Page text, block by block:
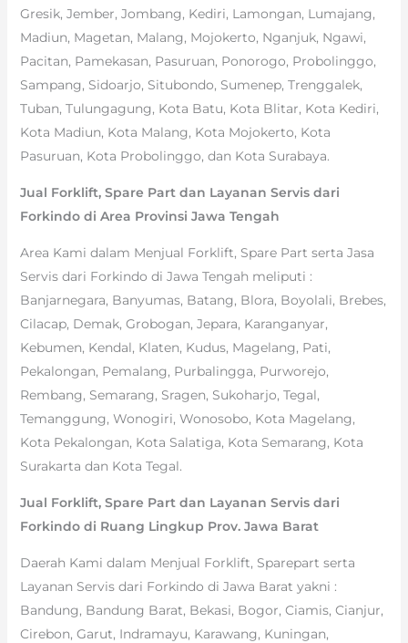
Gresik, Jember, Jombang, Kediri, Lamongan, Lumajang,
Madiun, Magetan, Malang, Mojokerto, Nganjuk, Ngawi,
Pacitan, Pamekasan, Pasuruan, Ponorogo, Probolinggo,
Sampang, Sidoarjo, Situbondo, Sumenep, Trenggalek,
Tuban, Tulungagung, Kota Batu, Kota Blitar, Kota Kediri,
Kota Madiun, Kota Malang, Kota Mojokerto, Kota
Pasuruan, Kota Probolinggo, dan Kota Surabaya.
Jual Forklift, Spare Part dan Layanan Servis dari
Forkindo di Area Provinsi Jawa Tengah
Area Kami dalam Menjual Forklift, Spare Part serta Jasa
Servis dari Forkindo di Jawa Tengah meliputi :
Banjarnegara, Banyumas, Batang, Blora, Boyolali, Brebes,
Cilacap, Demak, Grobogan, Jepara, Karanganyar,
Kebumen, Kendal, Klaten, Kudus, Magelang, Pati,
Pekalongan, Pemalang, Purbalingga, Purworejo,
Rembang, Semarang, Sragen, Sukoharjo, Tegal,
Temanggung, Wonogiri, Wonosobo, Kota Magelang,
Kota Pekalongan, Kota Salatiga, Kota Semarang, Kota
Surakarta dan Kota Tegal.
Jual Forklift, Spare Part dan Layanan Servis dari
Forkindo di Ruang Lingkup Prov. Jawa Barat
Daerah Kami dalam Menjual Forklift, Sparepart serta
Layanan Servis dari Forkindo di Jawa Barat yakni :
Bandung, Bandung Barat, Bekasi, Bogor, Ciamis, Cianjur,
Cirebon, Garut, Indramayu, Karawang, Kuningan,